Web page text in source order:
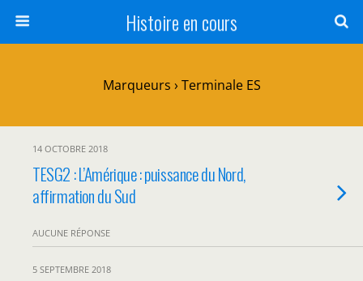
Histoire en cours
Marqueurs › Terminale ES
14 OCTOBRE 2018
TESG2 : L’Amérique : puissance du Nord,
affirmation du Sud
AUCUNE RÉPONSE
5 SEPTEMBRE 2018